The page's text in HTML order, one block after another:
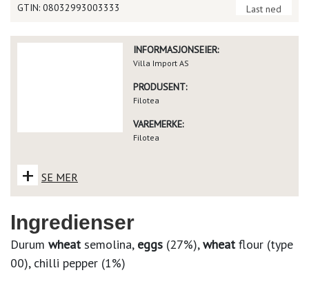
Last ned
GTIN: 08032993003333
INFORMASJONSEIER:
Villa Import AS
PRODUSENT:
Filotea
VAREMERKE:
Filotea
+ SE MER
Ingredienser
Durum wheat semolina, eggs (27%),wheat flour (type
00), chilli pepper (1%)